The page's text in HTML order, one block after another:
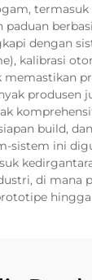
paduan
dengan
kalibrasi
memastikan
produsen
build,
sistem ini
di mana